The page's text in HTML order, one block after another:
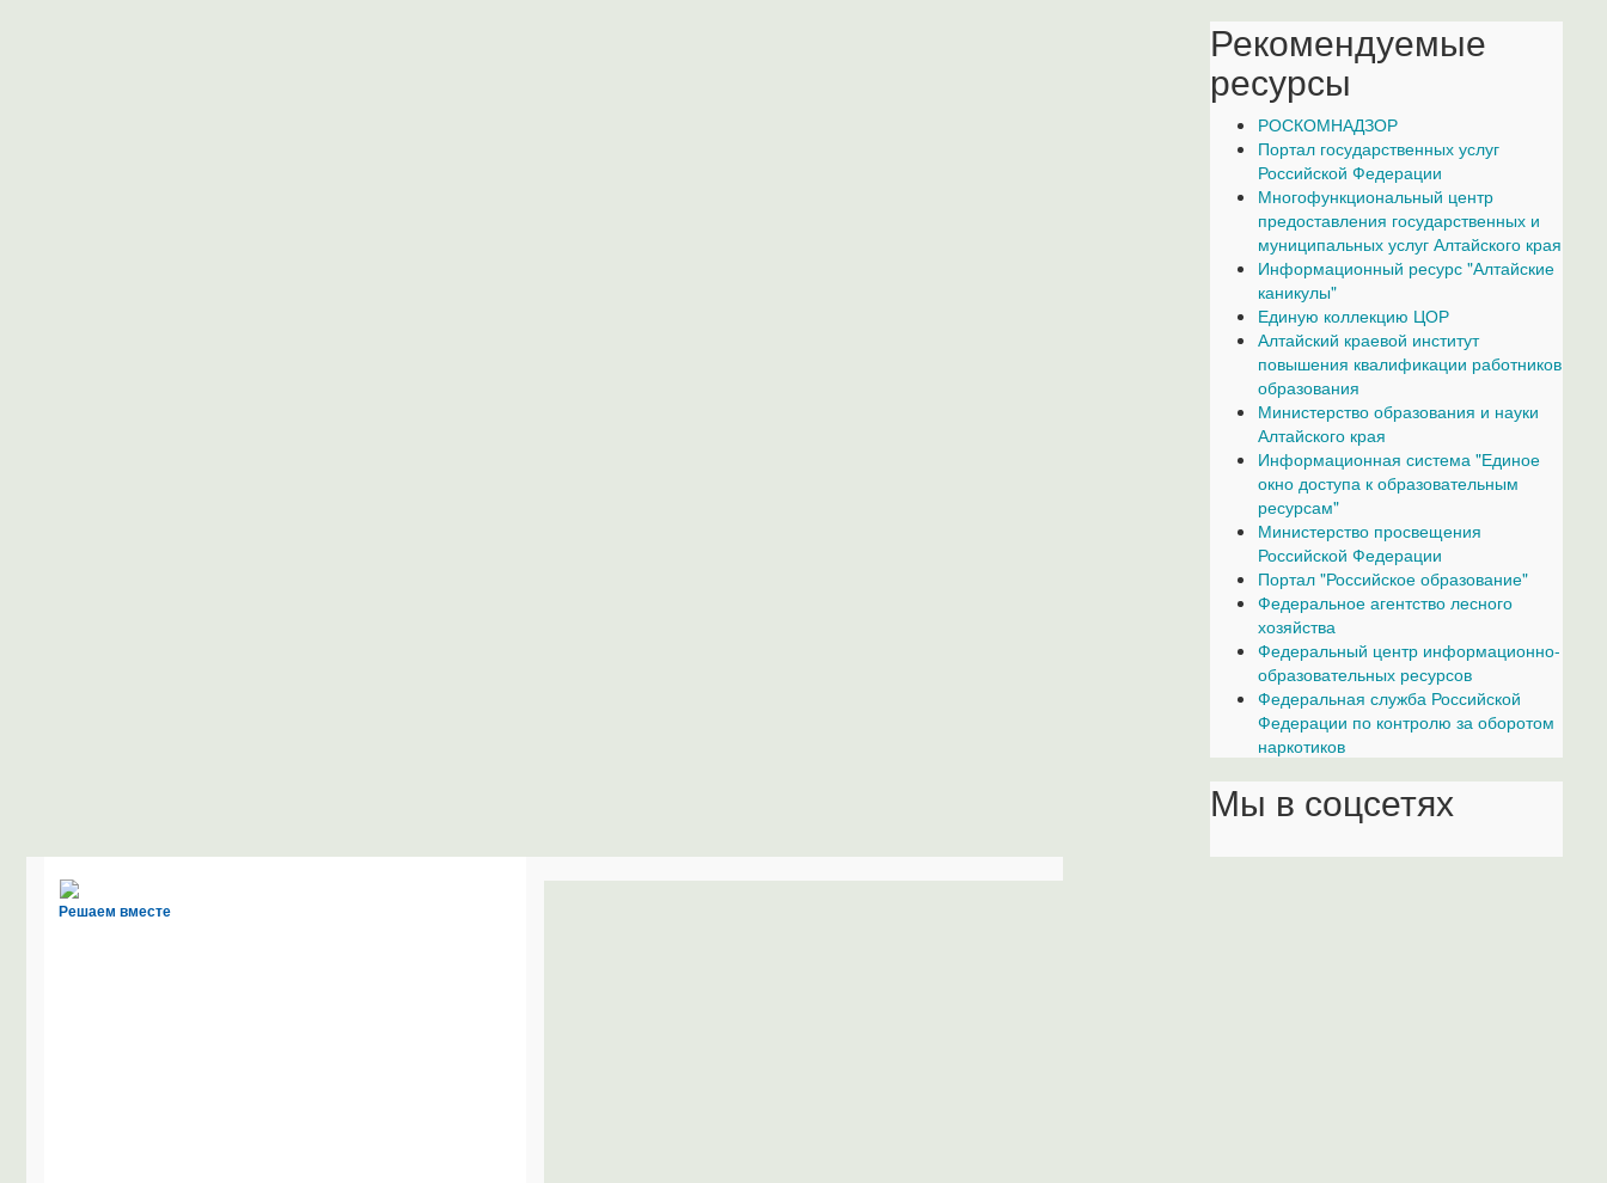
Рекомендуемые
ресурсы
РОСКОМНАДЗОР
Портал государственных услуг
Российской Федерации
Многофункциональный центр
предоставления государственных и
муниципальных услуг Алтайского края
Информационный ресурс "Алтайские
каникулы"
Единую коллекцию ЦОР
Алтайский краевой институт
повышения квалификации работников
образования
Министерство образования и науки
Алтайского края
Информационная система "Единое
окно доступа к образовательным
ресурсам"
Министерство просвещения
Российской Федерации
Портал "Российское образование"
Федеральное агентство лесного
хозяйства
Федеральный центр информационно-
образовательных ресурсов
Федеральная служба Российской
Федерации по контролю за оборотом
наркотиков
Мы в соцсетях
Решаем вместе